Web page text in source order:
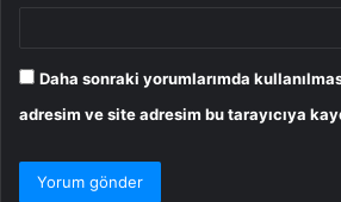
Daha sonraki yorumlarımda
adresim ve site adresim bu tarayıcıya